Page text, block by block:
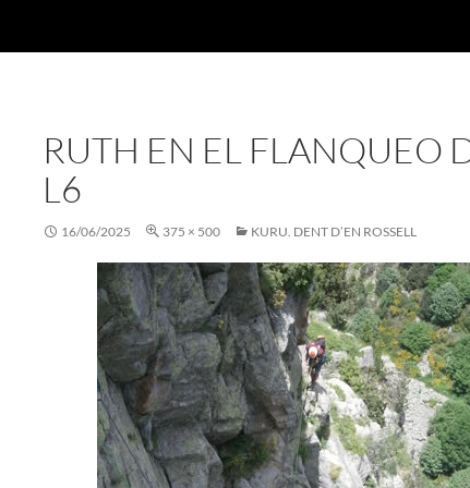
RUTH EN EL FLANQUEO
L6
16/06/2025 375 × 500 KURU. DENT D’EN ROSSELL